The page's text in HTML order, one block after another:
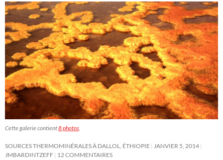
Cette galerie contient8 photos.
SOURCES THERMOMINÉRALES À DALLOL, ÉTHIOPIE JANVIER 5, 2014
JMBARDINTZEFF 12 COMMENTAIRES